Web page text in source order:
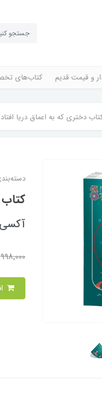
و قیمت قدیم کتاب‌های
دختری که به اعماق دریا
998,000